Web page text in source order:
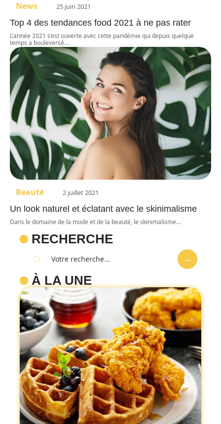
News 25 juin 2021
Top 4 des tendances food 2021 à ne pas rater
L’année 2021 s’est ouverte avec cette pandémie qui depuis quelque
temps a bouleversé…
Beauté 2 juillet 2021
Un look naturel et éclatant avec le skinimalisme
Dans le domaine de la mode et de la beauté, le skinimalisme…
RECHERCHE
À LA UNE